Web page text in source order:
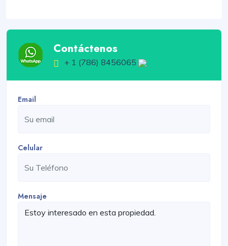
Contáctenos
+ 1 (786) 8456065
Email
Celular
Mensaje